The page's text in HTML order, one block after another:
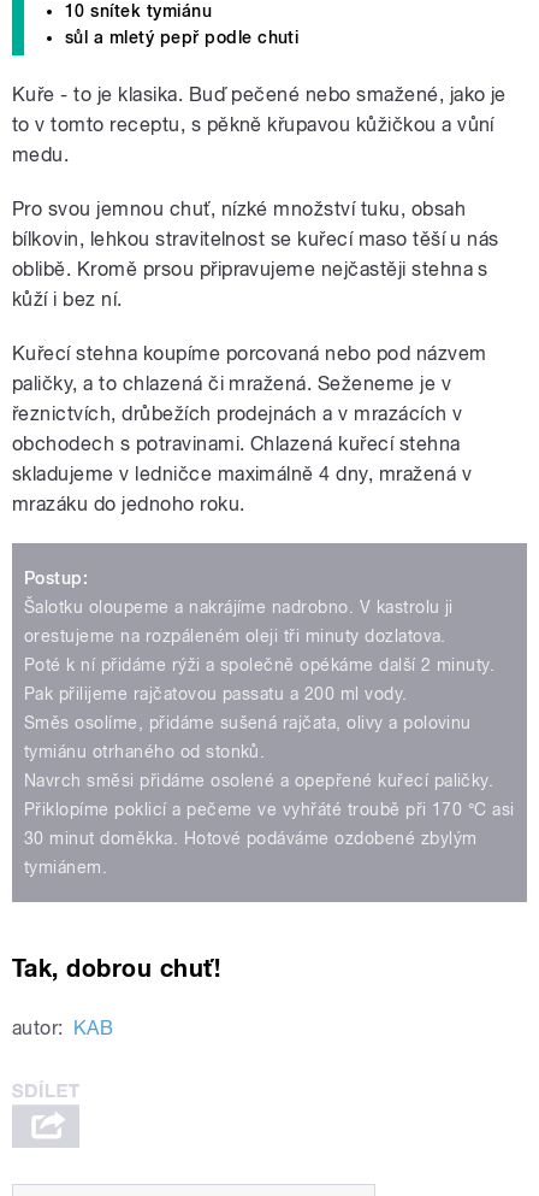
10 snítek tymiánu
sůl a mletý pepř podle chuti
Kuře - to je klasika. Buď pečené nebo smažené, jako je
to v tomto receptu, s pěkně křupavou kůžičkou a vůní
medu.
Pro svou jemnou chuť, nízké množství tuku, obsah
bílkovin, lehkou stravitelnost se kuřecí maso těší u nás
oblibě. Kromě prsou připravujeme nejčastěji stehna s
kůží i bez ní.
Kuřecí stehna koupíme porcovaná nebo pod názvem
paličky, a to chlazená či mražená. Seženeme je v
řeznictvích, drůbežích prodejnách a v mrazácích v
obchodech s potravinami. Chlazená kuřecí stehna
skladujeme v ledničce maximálně 4 dny, mražená v
mrazáku do jednoho roku.
Postup:
Šalotku oloupeme a nakrájíme nadrobno. V kastrolu ji
orestujeme na rozpáleném oleji tři minuty dozlatova.
Poté k ní přidáme rýži a společně opékáme další 2 minuty.
Pak přilijeme rajčatovou passatu a 200 ml vody.
Směs osolíme, přidáme sušená rajčata, olivy a polovinu
tymiánu otrhaného od stonků.
Navrch směsi přidáme osolené a opepřené kuřecí paličky.
Přiklopíme poklicí a pečeme ve vyhřáté troubě při 170 °C asi
30 minut doměkka. Hotové podáváme ozdobené zbylým
tymiánem.
Tak, dobrou chuť!
autor: KAB